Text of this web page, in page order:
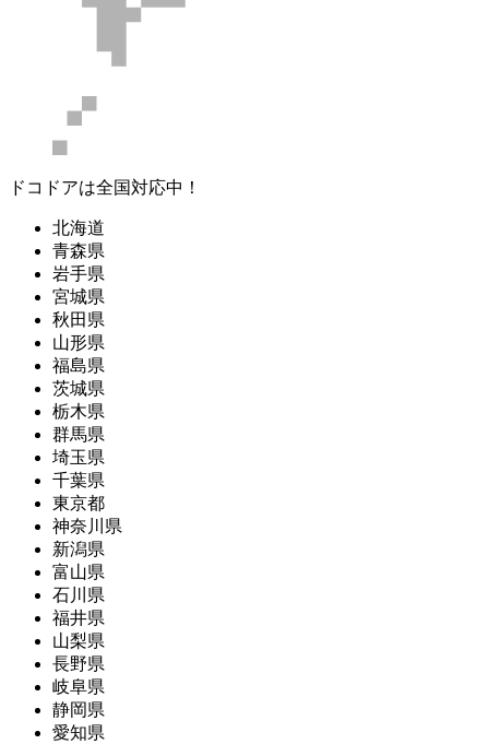
ドコドアは全国対応中！
北海道
青森県
岩手県
宮城県
秋田県
山形県
福島県
茨城県
栃木県
群馬県
埼玉県
千葉県
東京都
神奈川県
新潟県
富山県
石川県
福井県
山梨県
長野県
岐阜県
静岡県
愛知県